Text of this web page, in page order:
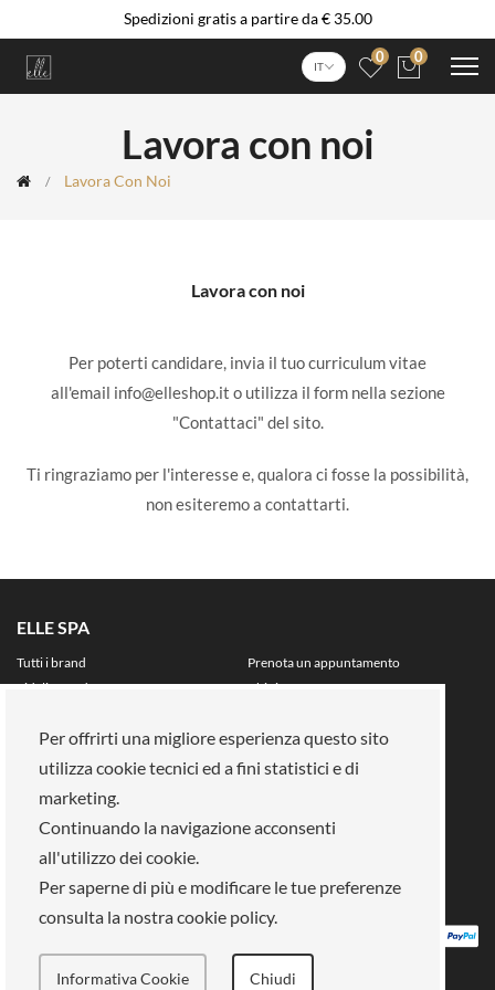
Spedizioni gratis a partire da € 35.00
IT
0 0
Lavora con noi
Lavora Con Noi
Lavora con noi
Per poterti candidare, invia il tuo curriculum vitae
all'email info@elleshop.it o utilizza il form nella sezione
"Contattaci" del sito.
Ti ringraziamo per l'interesse e, qualora ci fosse la possibilità,
non esiteremo a contattarti.
ELLE SPA
Tutti i brand
Prenota un appuntamento
Fidelity card
Chi siamo
Su di noi
La nostra mission
Lavora con noi
Pagamenti
Legal Area
Info privacy
Condizioni di vendita
Termini e condizioni
Per offrirti una migliore esperienza questo sito
utilizza cookie tecnici ed a fini statistici e di
marketing.
Continuando la navigazione acconsenti
all'utilizzo dei cookie.
Per saperne di più e modificare le tue preferenze
consulta la nostra cookie policy.
Informativa Cookie Chiudi